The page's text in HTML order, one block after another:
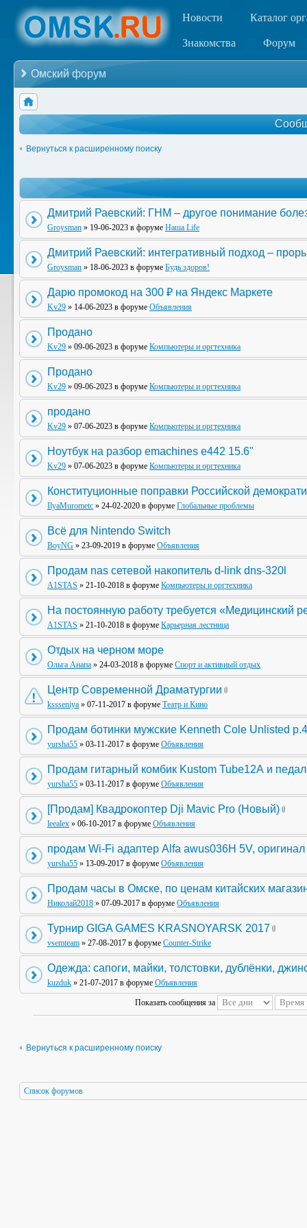
Новости Каталог
Знакомства Форум
Омский форум
Вернуться к расширенному поиску
Дмитрий Раевский: ГНМ – другое понимание
Groysman » 19-06-2023 в форуме Наша Life
Дмитрий Раевский: интегративный подход –
Groysman » 18-06-2023 в форуме Будь здоров!
Дарю промокод на 300 ₽ на Яндекс Маркете
Kv29 » 14-06-2023 в форуме Объявления
Продано
Kv29 » 09-06-2023 в форуме Компьютеры и оргтехника
Продано
Kv29 » 09-06-2023 в форуме Компьютеры и оргтехника
продано
Kv29 » 07-06-2023 в форуме Компьютеры и оргтехника
Ноутбук на разбор emachines e442 15.6"
Kv29 » 07-06-2023 в форуме Компьютеры и оргтехника
Конституционные поправки Российской
IlyaMurometc » 24-02-2020 в форуме Глобальные проблемы
Всё для Nintendo Switch
BoyNG » 23-09-2019 в форуме Объявления
Продам nas сетевой накопитель d-link dns-320l
A1STAS » 21-10-2018 в форуме Компьютеры и оргтехника
На постоянную работу требуется «Медицинский
A1STAS » 21-10-2018 в форуме Карьерная лестница
Отдых на черном море
Ольга Анапа » 24-03-2018 в форуме Спорт и активный отдых
Центр Современной Драматургии
kssseniya » 07-11-2017 в форуме Театр и Кино
Продам ботинки мужские Kenneth Cole Unlisted
yursha55 » 03-11-2017 в форуме Объявления
Продам гитарный комбик Kustom Tube12А и
yursha55 » 03-11-2017 в форуме Объявления
[Продам] Квадрокоптер Dji Mavic Pro (Новый)
leealex » 06-10-2017 в форуме Объявления
продам Wi-Fi адаптер Alfa awus036H 5V, оригинал
yursha55 » 13-09-2017 в форуме Объявления
Продам часы в Омске, по ценам китайских
Николай2018 » 07-09-2017 в форуме Объявления
Турнир GIGA GAMES KRASNOYARSK 2017
vsemteam » 27-08-2017 в форуме Counter-Strike
Одежда: сапоги, майки, толстовки, дублёнки,
kuzduk » 21-07-2017 в форуме Объявления
Показать сообщения за
Вернуться к расширенному поиску
Список форумов